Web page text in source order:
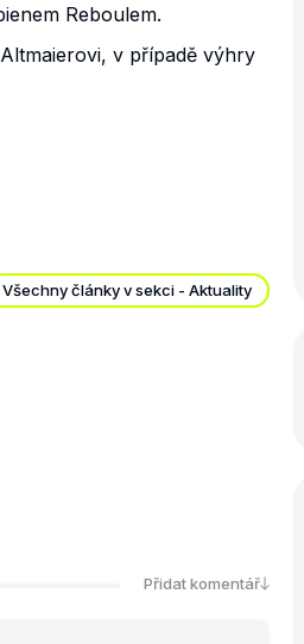
Reboulem.
v případě výhry
Všechny články v sekci - Aktuality
Přidat komentář